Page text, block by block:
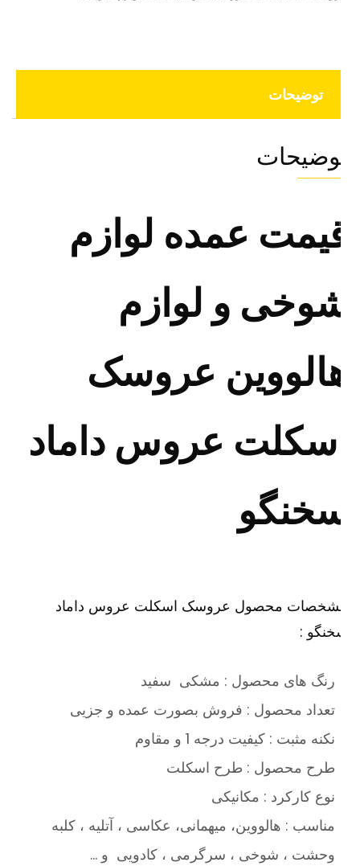
توضیحات
عمده لوازم
و لوازم
عروسک
عروس داماد
محصول عروسک اسکلت عروس داماد
:
رنگ های محصول : مشکی سفید
تعداد محصول : فروش بصورت عمده و جزیی
نکنه مثبت : کیفیت درجه 1 و مقاوم
طرح محصول : طرح اسکلت
نوع کارکرد : مکانیکی
مناسب : هالووین، میهمانی، عکاسی ، آتلیه ، کلبه
وحشت ، شوخی ، سرگرمی ، کادویی و …